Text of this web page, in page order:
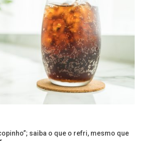
saiba o que o refri, mesmo que